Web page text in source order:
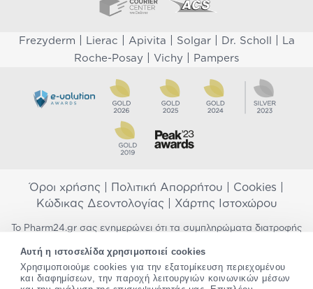
Αυτή η ιστοσελίδα χρησιμοποιεί cookies
Χρησιμοποιούμε cookies για την εξατομίκευση περιεχομένου
και διαφημίσεων, την παροχή λειτουργιών κοινωνικών μέσων
Frezyderm Lierac Apivita Solgar| Dr. Scholl
La
Roche-Posay
Vichy Pampers
Όροι χρήσης Πολιτική Απορρήτου Cookies
Κώδικας Δεοντολογίας| Χάρτης Ιστοχώρου
Το Pharm24.gr σας ενημερώνει ότι τα συμπληρώματα διατροφής
προορίζονται για την πρόληψη, αγωγή ή θεραπεία ανθρώπινης
νόσου. Συμβουλευτείτε τον γιατρό σας εάν είστε έγκυος,
θηλάζετε, ακολουθείτε παράλληλα φαρμακευτική αγωγή ή